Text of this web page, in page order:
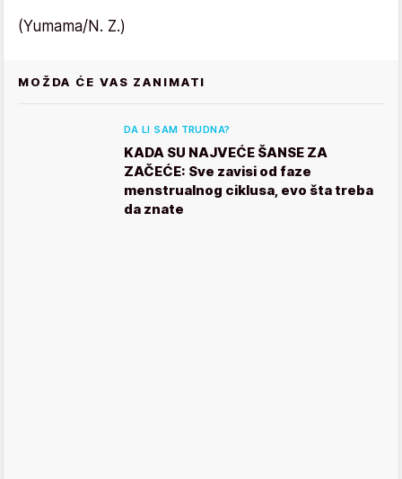
(Yumama/N. Z.)
MOŽDA ĆE VAS ZANIMATI
DA LI SAM TRUDNA?
KADA SU NAJVEĆE ŠANSE ZA
ZAČEĆE: Sve zavisi od faze
menstrualnog ciklusa, evo šta treba
da znate